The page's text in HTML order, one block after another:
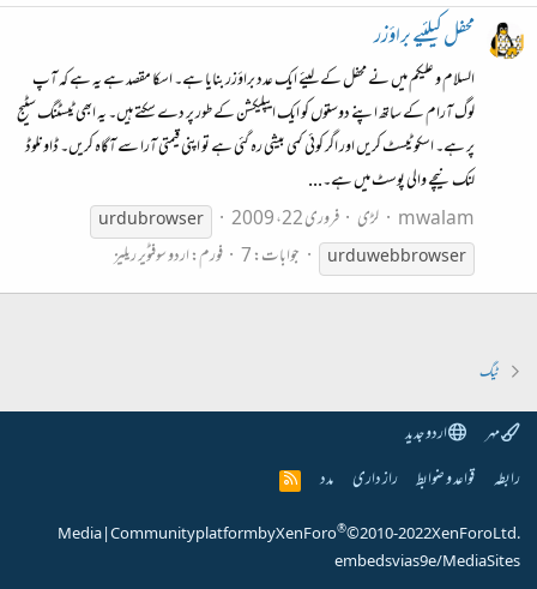
محفل کیلئیے براؤزر
السلام و علیکم میں نے محفل کے لیئے ایک عدد براؤزر بنایا ہے۔ اسکا مقصد ہے یہ ہے کہ آپ
لوگ آرام کے ساتھ اپنے دوستوں کو ایک ایپلیکشن کے طور پر دے سکتے ہیں۔ یہ ابھی ٹیسٹنگ سٹیج
پر ہے۔ اسکو ٹیسٹ کریں اور اگر کوئی کمی بیشی رہ گئی ہے تو اپنی قیمتی آرا سے آگاہ کریں۔ ڈاونلوڈ
لنک نیچے والی پوسٹ میں ہے۔...
mwalam
لڑی فروری 22، 2009 urdubrowser
urduwebbrowser جوابات: 7 فورم:اردو سوفٹویر ریلیز
ٹیگ
مہر
اردو جدید
رابطہ قواعد و ضوابط راز داری مدد
R
S
Community platform by XenForo®© 2010-2022 XenForo Ltd.
|
Media
embeds via s9e/MediaSites